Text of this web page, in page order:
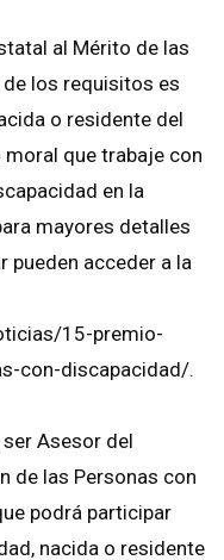
al Mérito de las
los requisitos es
o residente del
que trabaje con
en la
mayores detalles
pueden acceder a la
15-premio-
con-discapacidad/.
Asesor del
de las Personas con
podrá participar
nacida o residente